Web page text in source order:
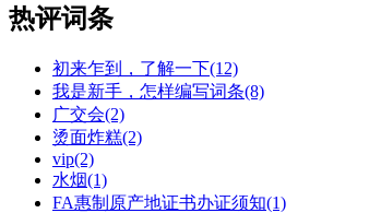
热评词条
初来乍到，了解一下(12)
我是新手，怎样编写词条(8)
广交会(2)
烫面炸糕(2)
vip(2)
水烟(1)
FA惠制原产地证书办证须知(1)